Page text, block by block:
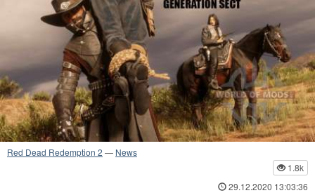
Red Dead Redemption 2 — News
1.8k
29.12.2020 13:03:36